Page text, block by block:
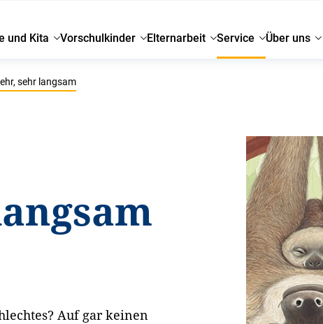
und Kita Vorschulkinder Elternarbeit Service Über uns
sehr langsam
Auf gar keinen